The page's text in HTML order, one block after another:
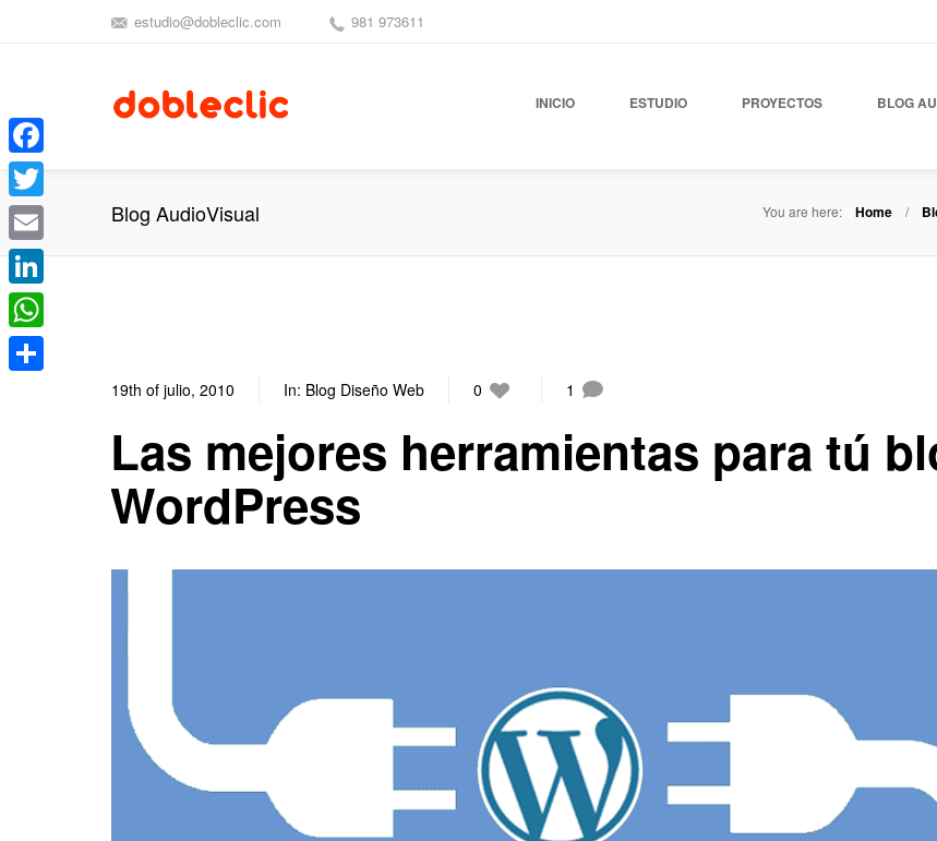
estudio@dobleclic.com 981 973611
INICIO ESTUDIO PROYECTOS BLOG
Blog AudioVisual You are here: Home
19th of julio, 2010 In: Blog Diseño Web 0 1
Las mejores herramientas para tú
WordPress
Facebook
Twitter
Email
LinkedIn
WhatsApp